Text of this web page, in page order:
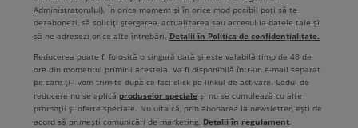
Administratorului). În orice moment și în orice mod posibil poți să te
dezabonezi, să soliciți ștergerea, actualizarea sau accesul la datele tale și
să ne adresezi orice alte întrebări. Detalii în Politica de confidențialitate.
Reducerea poate fi folosită o singură dată și este valabilă timp de 48 de
ore din momentul primirii acesteia. Va fi disponibilă într-un e-mail separat
pe care ți-l vom trimite după ce faci click pe linkul de activare. Codul de
reducere nu se aplică produselor speciale și nu se cumulează cu alte
promoții și oferte speciale. Nu uita că, prin abonarea la newsletter, ești de
acord să primești comunicări de marketing. Detalii în regulament.